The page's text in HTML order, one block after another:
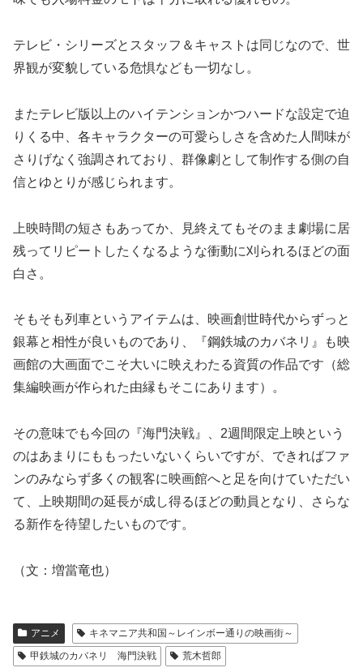
テレビ・シリーズとスタッフ＆キャストは同じなので、世
界観が変貌している危惧なども一切なし。
またテレビ版以上のハイテンションかつハードな設定で迫
りくる中、各キャラクターの可愛らしさを含めた人間味が
さりげなく強調されており、群像劇として制作する側の自
信とゆとりが感じられます。
上映時間の短さもあってか、見終えてもそのまま劇場に居
残ってリピートしたくなるような衝動に刈られるほどの面
白さ。
そもそも列車というアイテムは、映画創世時代からずっと
銀幕と相性が良いものであり、『鋼鉄城のカバネリ』も映
画館の大画面でこそ大いに映えわたる資質の作品です（総
集編映画が作られた由縁もそこにあります）。
その意味でも今回の『海門決戦』、2週間限定上映という
のはあまりにももったいないくらいですが、できればファ
ンのみならず多くの観客に映画館へと足を向けていただい
て、上映期間の延長が成し得るほどの動員となり、さらな
る新作を待望したいものです。
（文：増當竜也）
アニメ
キネマニア共和国～レインボー通りの映画街～
甲鉄城のカバネリ 海門決戦
荒木哲郎